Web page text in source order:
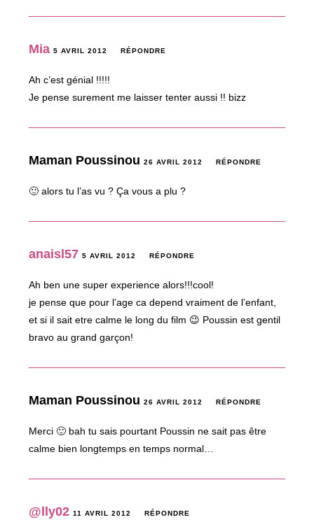
Mia 5 AVRIL 2012 RÉPONDRE
Ah c’est génial !!!!!
Je pense surement me laisser tenter aussi !! bizz
Maman Poussinou26 AVRIL 2012 RÉPONDRE
🙂 alors tu l’as vu ? Ça vous a plu ?
anaisl57 5 AVRIL 2012 RÉPONDRE
Ah ben une super experience alors!!!cool!
je pense que pour l’age ca depend vraiment de l’enfant,
et si il sait etre calme le long du film 😉 Poussin est gentil
bravo au grand garçon!
Maman Poussinou26 AVRIL 2012 RÉPONDRE
Merci 🙂 bah tu sais pourtant Poussin ne sait pas être
calme bien longtemps en temps normal…
@lly02 11 AVRIL 2012 RÉPONDRE